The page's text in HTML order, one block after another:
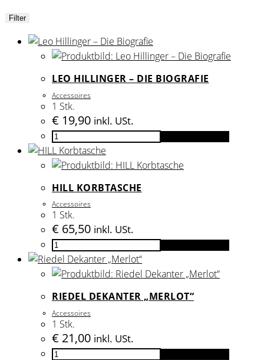
Filter
LEO HILLINGER – DIE BIOGRAFIE
Accessoires
1 Stk.
€ 19,90 inkl. USt.
Leo
Hillinger
–
Biografie
Menge
HILL KORBTASCHE
Accessoires
1 Stk.
€ 65,50 inkl. USt.
HILL
Korbtasche
Menge
RIEDEL DEKANTER „MERLOT“
Accessoires
1 Stk.
€ 21,00 inkl. USt.
Riedel